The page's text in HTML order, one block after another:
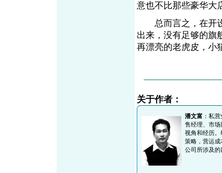
意也不比那些豪华大
总而言之，在开设
出来，没有足够的旗
再漂亮的老虎皮，小
关于作者：
潘文富 ：私
售经理、市
视角和经历
策略，营运
公司所涉及